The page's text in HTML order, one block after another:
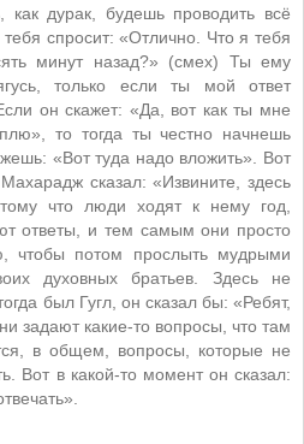
как дурак, будешь проводить всё
спросит: «Отлично. Что я тебя
минут назад?» (смех) Ты ему
только если ты мой ответ
он скажет: «Да, вот как ты мне
то тогда ты честно начнешь
«Вот туда надо вложить». Вот
сказал: «Извините, здесь
что люди ходят к нему год,
ответы, и тем самым они просто
чтобы потом прослыть мудрыми
духовных братьев. Здесь не
был Гугл, он сказал бы: «Ребят,
задают какие-то вопросы, что там
в общем, вопросы, которые не
Вот в какой-то момент он сказал: